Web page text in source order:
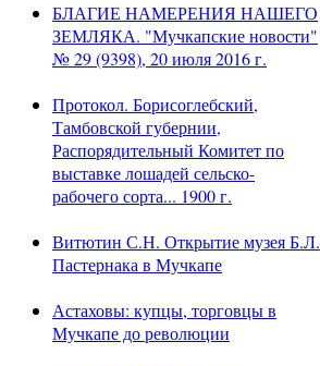
БЛАГИЕ НАМЕРЕНИЯ НАШЕГО
ЗЕМЛЯКА. "Мучкапские новости"
№ 29 (9398), 20 июля 2016 г.
Протокол. Борисоглебский,
Тамбовской губернии,
Распорядительный Комитет по
выставке лошадей сельско-
рабочего сорта... 1900 г.
Витютин С.Н. Открытие музея Б.Л.
Пастернака в Мучкапе
Астаховы: купцы, торговцы в
Мучкапе до революции